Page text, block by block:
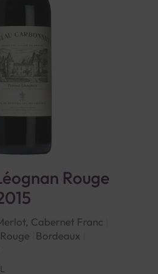
Rouge
Cabernet Franc
Rouge
Bordeaux